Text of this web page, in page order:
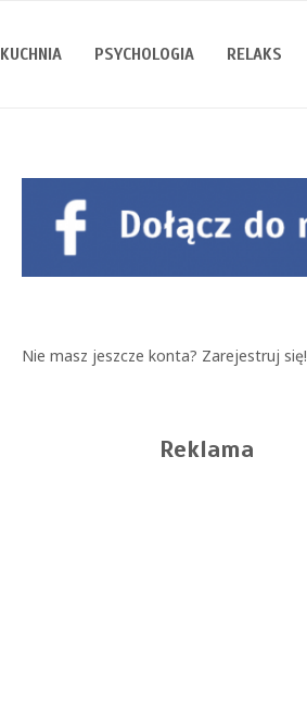
KUCHNIA PSYCHOLOGIA RELAKS
Nie masz jeszcze konta? Zarejestruj się!
Reklama